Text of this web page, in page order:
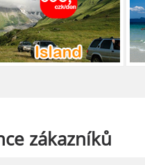
zákazníků